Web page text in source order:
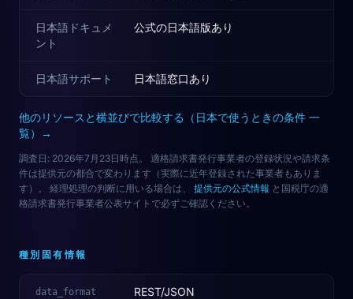
日本語ドキュメ
ント
公式の日本語版あり
日本語サポート 日本語窓口あり
他のリソースと横並びで比較する（日本で使うときの条件 一
覧）→
調査日: 2026年7月23日時点。 適格請求書発行事業者の登録状況や請求条
件は提供元の都合で変わります（実際に近年登録された事業者もありま
す）。 経理処理の判断に用いる場合は、 提供元の公式情報 と国税庁の適
格請求書発行事業者公表サイトで必ずご確認ください。
種別固有情報
data_format REST/JSON